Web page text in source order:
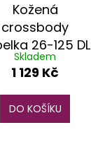
Kožená
crossbody
26-125 DL
žlutá
Skladem
1 129 Kč
DO KOŠÍKU